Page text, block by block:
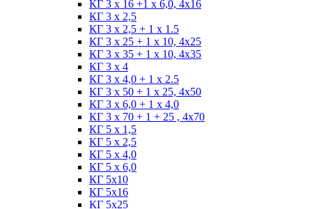
КГ 3 х 16 +1 x 6,0, 4х16
КГ 3 х 2,5
КГ 3 х 2,5 + 1 x 1.5
КГ 3 х 25 + 1 х 10, 4х25
КГ 3 х 35 + 1 x 10, 4х35
КГ 3 х 4
КГ 3 х 4,0 + 1 x 2.5
КГ 3 х 50 + 1 x 25, 4х50
КГ 3 х 6,0 + 1 x 4,0
КГ 3 х 70 + 1 + 25 , 4х70
КГ 5 х 1,5
КГ 5 х 2,5
КГ 5 х 4,0
КГ 5 х 6,0
КГ 5х10
КГ 5х16
КГ 5х25